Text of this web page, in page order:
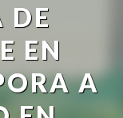
DE
EN
A